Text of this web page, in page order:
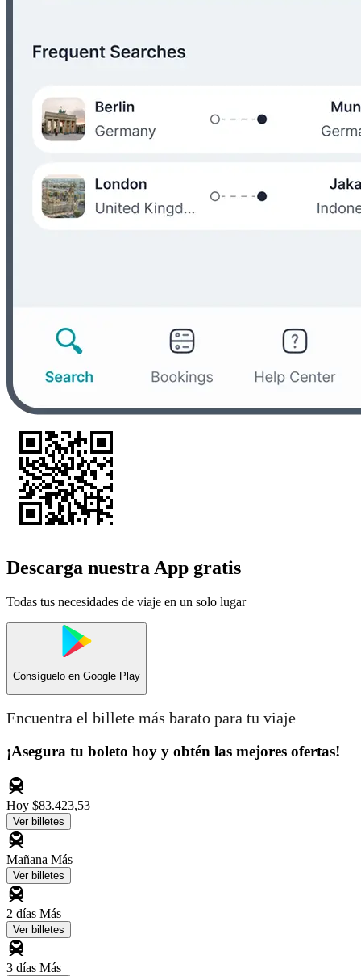
Descarga nuestra App gratis
Todas tus necesidades de viaje en un solo lugar
Consíguelo en Google Play
Encuentra el billete más barato para tu viaje
¡Asegura tu boleto hoy y obtén las mejores ofertas!
Hoy $83.423,53
Ver billetes
Mañana Más
Ver billetes
2 días Más
Ver billetes
3 días Más